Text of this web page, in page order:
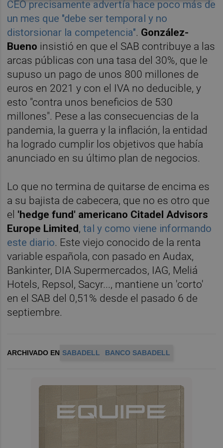
CEO precisamente advertía hace poco más de
un mes que "debe ser temporal y no
distorsionar la competencia". González-
Bueno insistió en que el SAB contribuye a las
arcas públicas con una tasa del 30%, que le
supuso un pago de unos 800 millones de
euros en 2021 y con el IVA no deducible, y
esto "contra unos beneficios de 530
millones". Pese a las consecuencias de la
pandemia, la guerra y la inflación, la entidad
ha logrado cumplir los objetivos que había
anunciado en su último plan de negocios.
Lo que no termina de quitarse de encima es
a su bajista de cabecera, que no es otro que
el 'hedge fund' americano Citadel Advisors
Europe Limited,tal y como viene informando
este diario. Este viejo conocido de la renta
variable española, con pasado en Audax,
Bankinter, DIA Supermercados, IAG, Meliá
Hotels, Repsol, Sacyr..., mantiene un 'corto'
en el SAB del 0,51% desde el pasado 6 de
septiembre.
ARCHIVADO EN SABADELL BANCO SABADELL